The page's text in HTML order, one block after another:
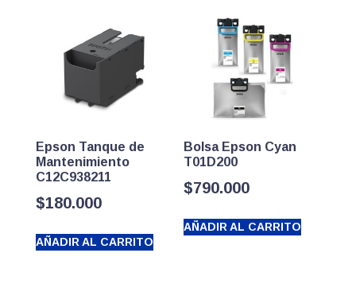
Epson Tanque de
Mantenimiento
C12C938211
$180.000
AÑADIR AL CARRITO
Bolsa Epson Cyan
T01D200
$790.000
AÑADIR AL CARRITO